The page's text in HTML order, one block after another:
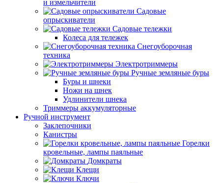
и измельчители
Садовые
опрыскиватели
Садовые тележки
Колеса для тележек
Снегоуборочная
техника
Электротриммеры
Ручные земляные буры
Буры и шнеки
Ножи на шнек
Удлинители шнека
Триммеры аккумуляторные
Ручной инструмент
Заклепочники
Канистры
Горелки
кровельные, лампы паяльные
Домкраты
Клещи
Ключи